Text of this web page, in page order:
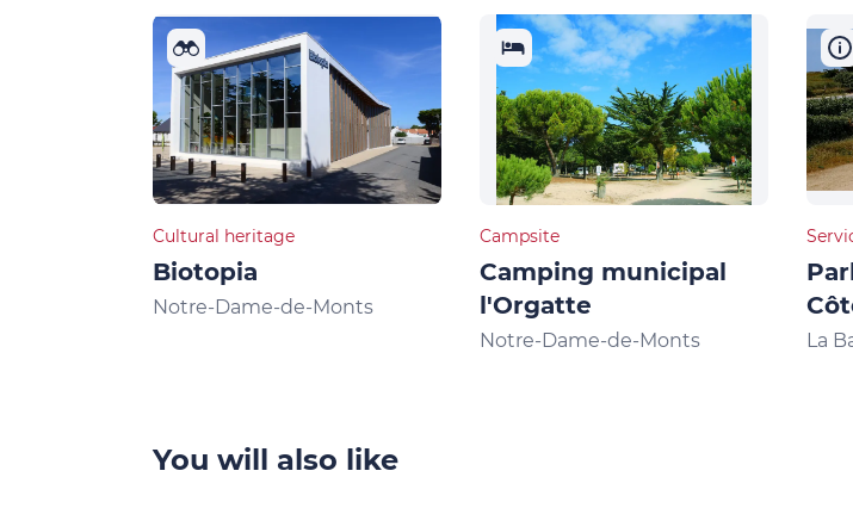
Cultural heritage
Biotopia
Notre-Dame-de-Monts
Campsite
Camping municipal
l'Orgatte
Notre-Dame-de-Monts La
You will also like